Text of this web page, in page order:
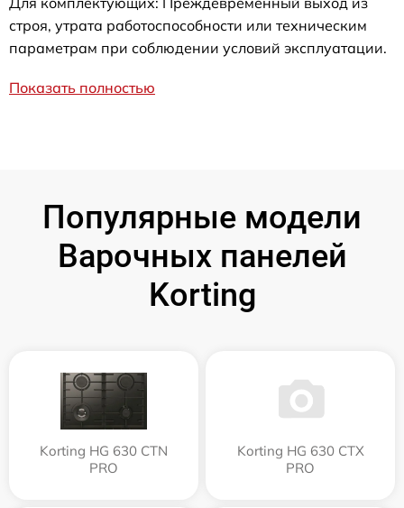
строя, утрата работоспособности или техническим
параметрам при соблюдении условий эксплуатации.
Показать полностью
Популярные модели
Варочных панелей
Korting
Korting HG 630 CTN
PRO
Korting HG 630 CTX
PRO